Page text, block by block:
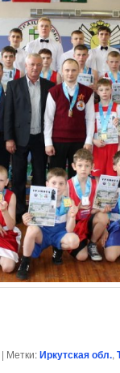
| Метки:Иркутская обл.,